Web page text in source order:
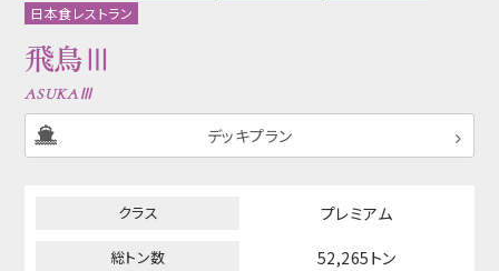
日本食レストラン
飛鳥Ⅲ
ASUKAⅢ
デッキプラン
クラス プレミアム
総トン数 52,265トン